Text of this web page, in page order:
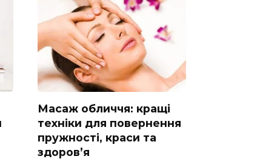
Масаж обличчя: кращі
техніки для повернення
пружності, краси та
здоров’я